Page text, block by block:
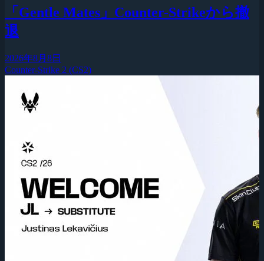
「Gentle Mates」Counter-Strikeから撤
退
2026年8月8日
Counter-Strike 2 (CS2)